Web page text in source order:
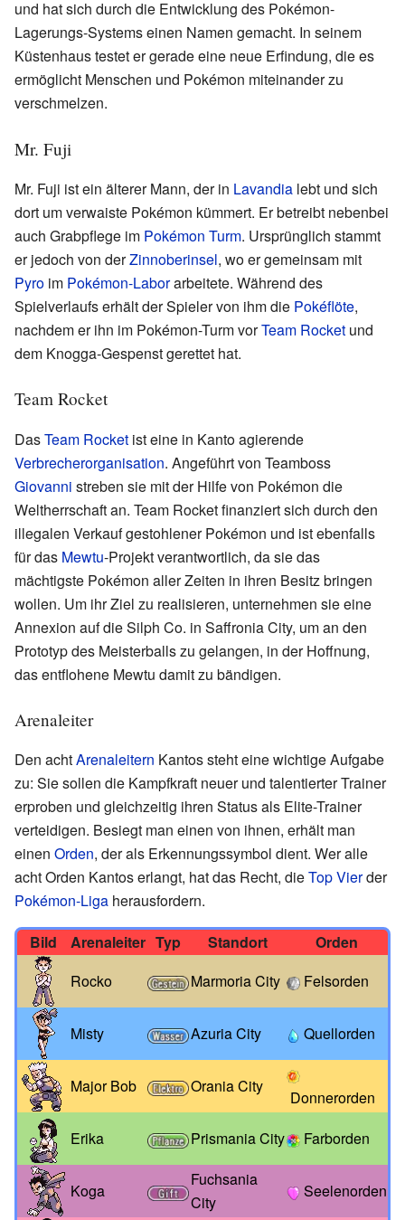
und hat sich durch die Entwicklung des Pokémon-
Lagerungs-Systems einen Namen gemacht. In seinem
Küstenhaus testet er gerade eine neue Erfindung, die es
ermöglicht Menschen und Pokémon miteinander zu
verschmelzen.
Mr. Fuji
Mr. Fuji ist ein älterer Mann, der in Lavandia lebt und sich
dort um verwaiste Pokémon kümmert. Er betreibt nebenbei
auch Grabpflege im Pokémon Turm. Ursprünglich stammt
er jedoch von derZinnoberinsel, wo er gemeinsam mit
Pyro im Pokémon-Laborarbeitete. Während des
Spielverlaufs erhält der Spieler von ihm die Pokéflöte,
nachdem er ihn im Pokémon-Turm vorTeam Rocket und
dem Knogga-Gespenst gerettet hat.
Team Rocket
DasTeam Rocket ist eine in Kanto agierende
Verbrecherorganisation. Angeführt von Teamboss
Giovanni streben sie mit der Hilfe von Pokémon die
Weltherrschaft an. Team Rocket finanziert sich durch den
illegalen Verkauf gestohlener Pokémon und ist ebenfalls
für das Mewtu-Projekt verantwortlich, da sie das
mächtigste Pokémon aller Zeiten in ihren Besitz bringen
wollen. Um ihr Ziel zu realisieren, unternehmen sie eine
Annexion auf die Silph Co. in Saffronia City, um an den
Prototyp des Meisterballs zu gelangen, in der Hoffnung,
das entflohene Mewtu damit zu bändigen.
Arenaleiter
Den achtArenaleitern Kantos steht eine wichtige Aufgabe
zu: Sie sollen die Kampfkraft neuer und talentierter Trainer
erproben und gleichzeitig ihren Status als Elite-Trainer
verteidigen. Besiegt man einen von ihnen, erhält man
einen Orden, der als Erkennungssymbol dient. Wer alle
acht Orden Kantos erlangt, hat das Recht, dieTop Vierder
Pokémon-Liga herausfordern.
Bild
Arenaleiter Typ Standort
Orden
Rocko
Marmoria City Felsorden
Misty Azuria City Quellorden
Major Bob Orania City
Donnerorden
Erika
Prismania City Farborden
Koga
Fuchsania
City
Seelenorden